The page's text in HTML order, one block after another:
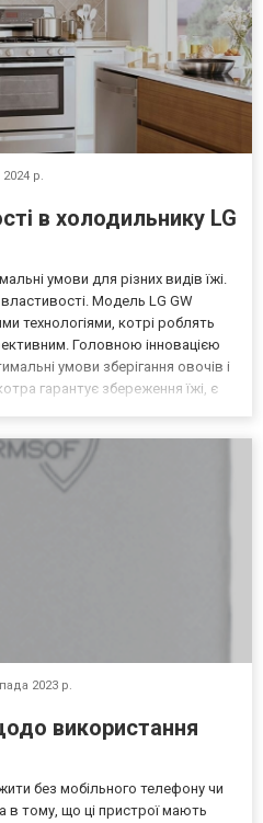
р.
в холодильнику LG
умови для різних видів їжі.
властивості. Модель LG GW
технологіями, котрі роблять
Головною інновацією
умови зберігання овочів і
гарантує збереження їжі, є
2023 р.
використання
без мобільного телефону чи
тому, що ці пристрої мають